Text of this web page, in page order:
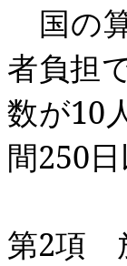
国の
者負担
数が10
間250
第2項